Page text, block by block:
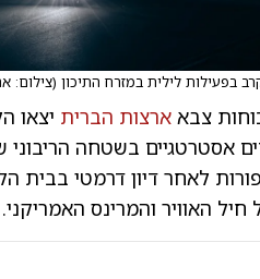
בפעילות לילית במזרח התיכון (צילום:
ארצות הברית יצאו
אסטרטגיים בשטחה הריבוני
לאחר דיון דרמטי בבית
האוויר והמרינס האמריקני.